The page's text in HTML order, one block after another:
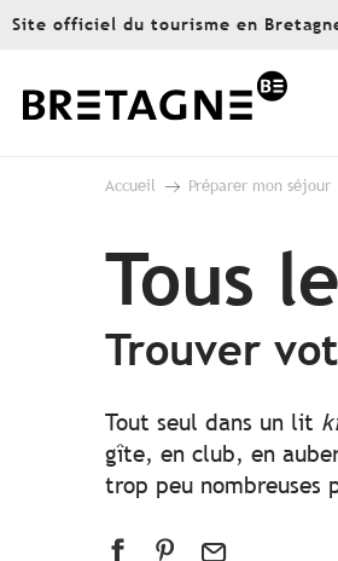
Aller
principal
Site officiel du tourisme en
Accueil Préparer mon séjour
Tous
Trouver
Tout seul dans un lit
gîte, en club, en
trop peu